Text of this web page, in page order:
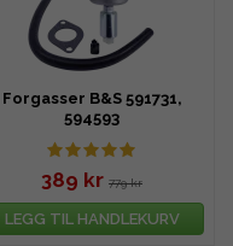
Forgasser B&S 591731,
594593
389 kr 779 kr
LEGG TIL HANDLEKURV